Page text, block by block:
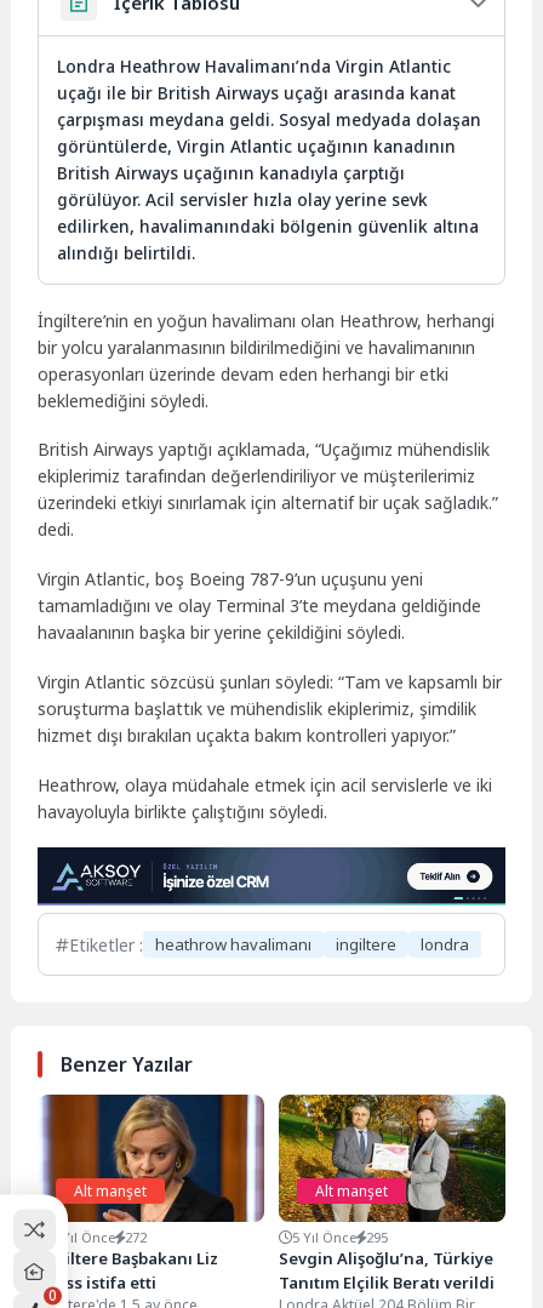
Londra Heathrow Havalimanı’nda Virgin Atlantic
uçağı ile bir British Airways uçağı arasında kanat
çarpışması meydana geldi. Sosyal medyada dolaşan
görüntülerde, Virgin Atlantic uçağının kanadının
British Airways uçağının kanadıyla çarptığı
görülüyor. Acil servisler hızla olay yerine sevk
edilirken, havalimanındaki bölgenin güvenlik altına
alındığı belirtildi.
İngiltere’nin en yoğun havalimanı olan Heathrow, herhangi
bir yolcu yaralanmasının bildirilmediğini ve havalimanının
operasyonları üzerinde devam eden herhangi bir etki
beklemediğini söyledi.
British Airways yaptığı açıklamada, “Uçağımız mühendislik
ekiplerimiz tarafından değerlendiriliyor ve müşterilerimiz
üzerindeki etkiyi sınırlamak için alternatif bir uçak sağladık.”
dedi.
Virgin Atlantic, boş Boeing 787-9’un uçuşunu yeni
tamamladığını ve olay Terminal 3’te meydana geldiğinde
havaalanının başka bir yerine çekildiğini söyledi.
Virgin Atlantic sözcüsü şunları söyledi: “Tam ve kapsamlı bir
soruşturma başlattık ve mühendislik ekiplerimiz, şimdilik
hizmet dışı bırakılan uçakta bakım kontrolleri yapıyor.”
Heathrow, olaya müdahale etmek için acil servislerle ve iki
havayoluyla birlikte çalıştığını söyledi.
Etiketler : heathrow havalimanı ingiltere londra
Benzer Yazılar
Alt manşet
4 Yıl Önce 272
İngiltere Başbakanı Liz
Truss istifa etti
Alt manşet
5 Yıl Önce 295
Sevgin Alişoğlu’na, Türkiye
Tanıtım Elçilik Beratı verildi
0